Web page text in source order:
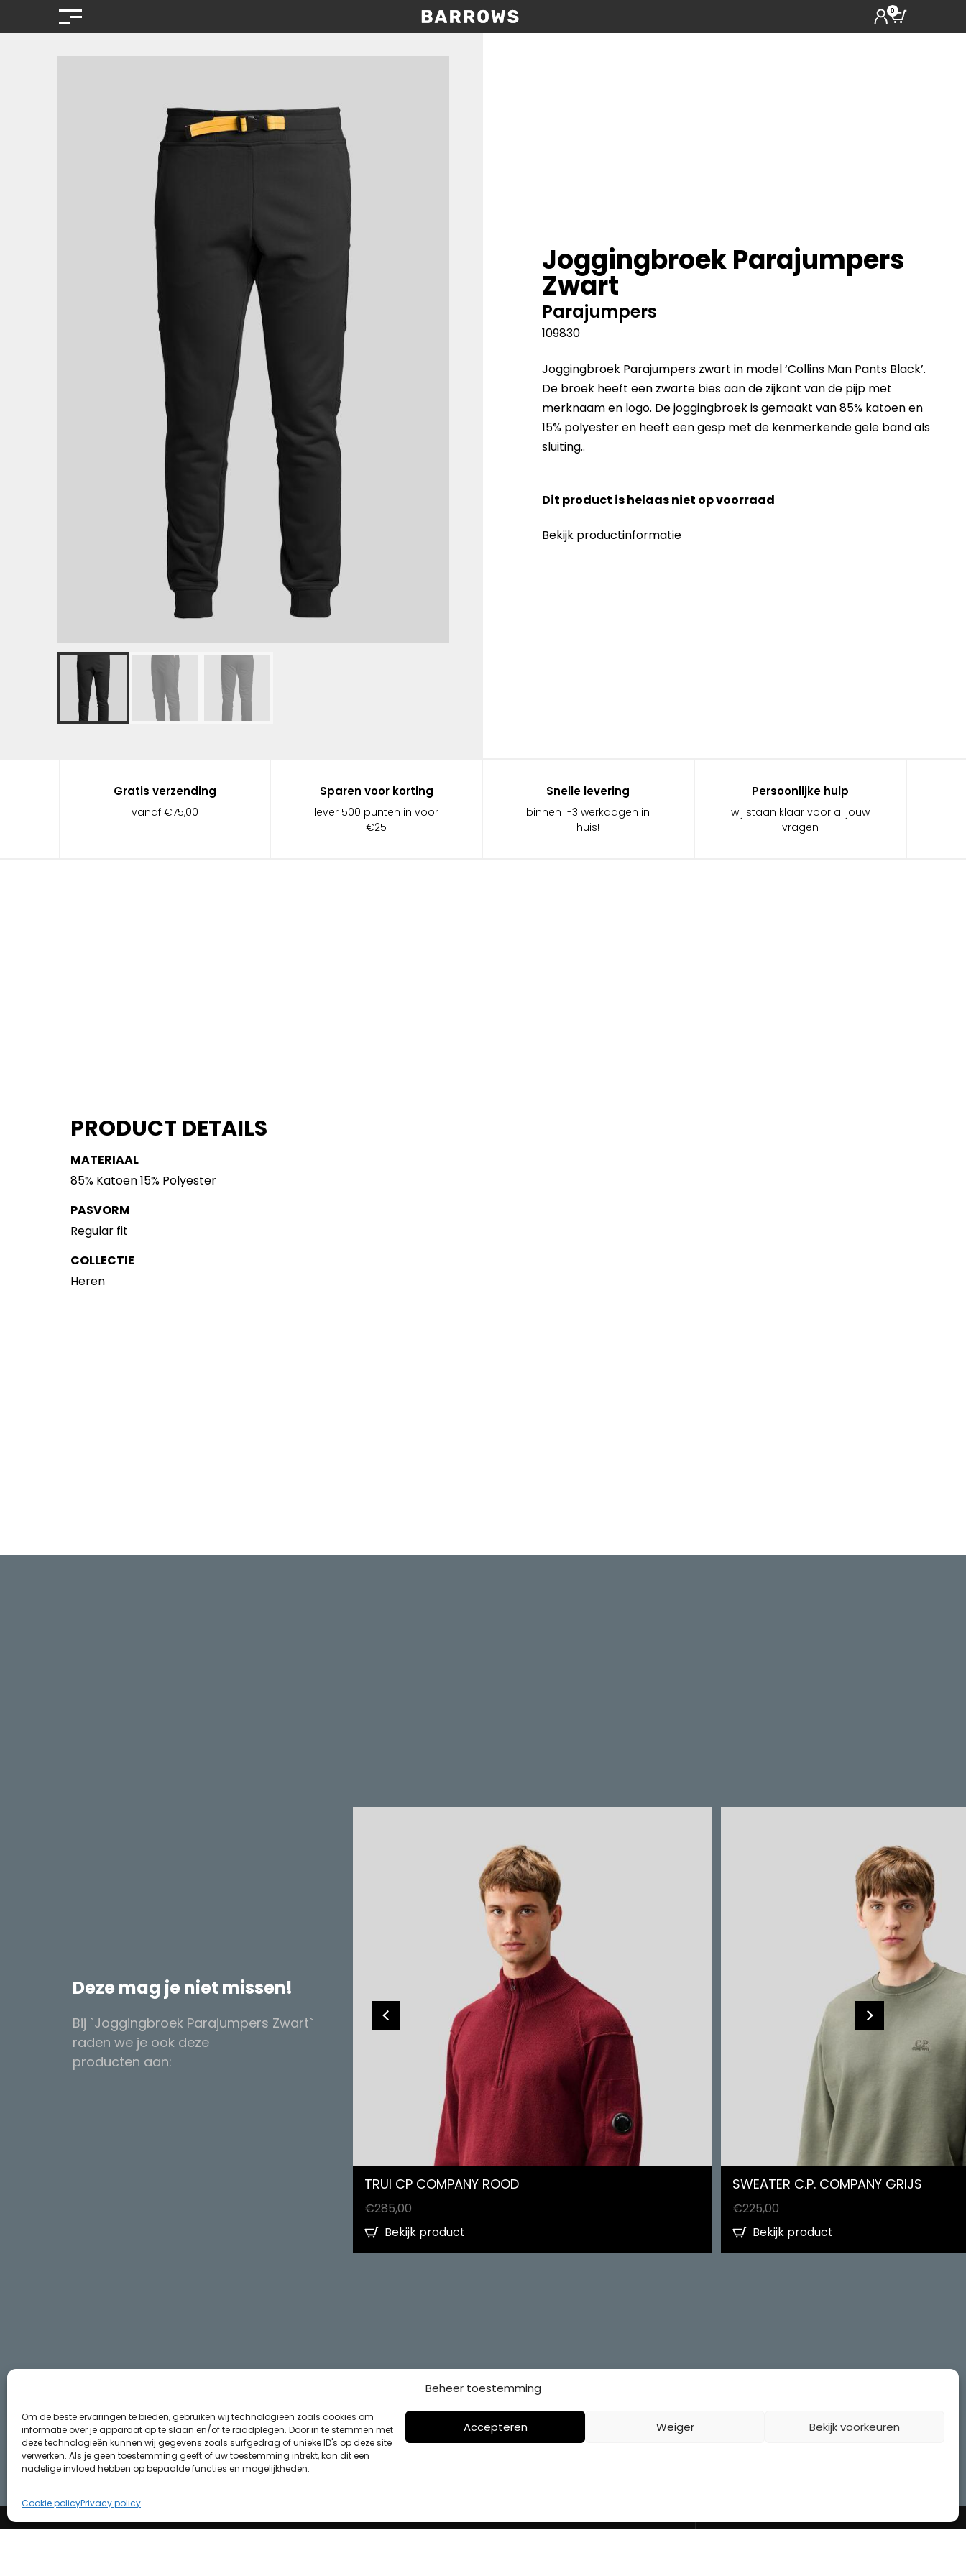
Beheer toestemming
Om de beste ervaringen te bieden, gebruiken wij technologieën zoals cookies om
informatie over je apparaat op te slaan en/of te raadplegen. Door in te stemmen met
deze technologieën kunnen wij gegevens zoals surfgedrag of unieke ID's op deze site
verwerken. Als je geen toestemming geeft of uw toestemming intrekt, kan dit een
nadelige invloed hebben op bepaalde functies en mogelijkheden.
Accepteren Weiger Bekijk voorkeuren
Cookie policyPrivacy policy
0
Joggingbroek Parajumpers
Zwart
Parajumpers
109830
Joggingbroek Parajumpers zwart in model ‘Collins Man Pants Black’.
De broek heeft een zwarte bies aan de zijkant van de pijp met
merknaam en logo. De joggingbroek is gemaakt van 85% katoen en
15% polyester en heeft een gesp met de kenmerkende gele band als
sluiting..
Dit product is helaas niet op voorraad
Bekijk productinformatie
Gratis verzending
vanaf €75,00
Sparen voor korting
lever 500 punten in voor
€25
Snelle levering
binnen 1-3 werkdagen in
huis!
Persoonlijke hulp
wij staan klaar voor al jouw
vragen
PRODUCT DETAILS
MATERIAAL
85% Katoen 15% Polyester
PASVORM
Regular fit
COLLECTIE
Heren
Deze mag je niet missen!
Bij `Joggingbroek Parajumpers Zwart`
raden we je ook deze
producten aan:
TRUI CP COMPANY ROOD
€285,00
Bekijk product
SWEATER C.P. COMPANY GRIJS
€225,00
Bekijk product